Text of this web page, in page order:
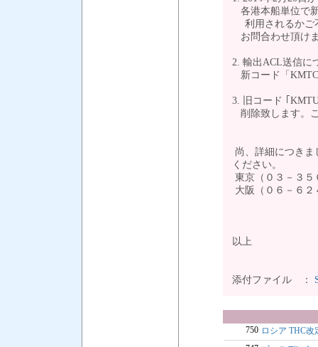
各港本船単位で
利用されるかご
お問合わせ頂け
2. 輸出ACL送信に
新コード「
3. 旧コード ｢
削除致します。
尚、詳細につき
ください。
東京（０３－３５
大阪（０６－６
以上
添付ファイル ：
750 ロシア THC改